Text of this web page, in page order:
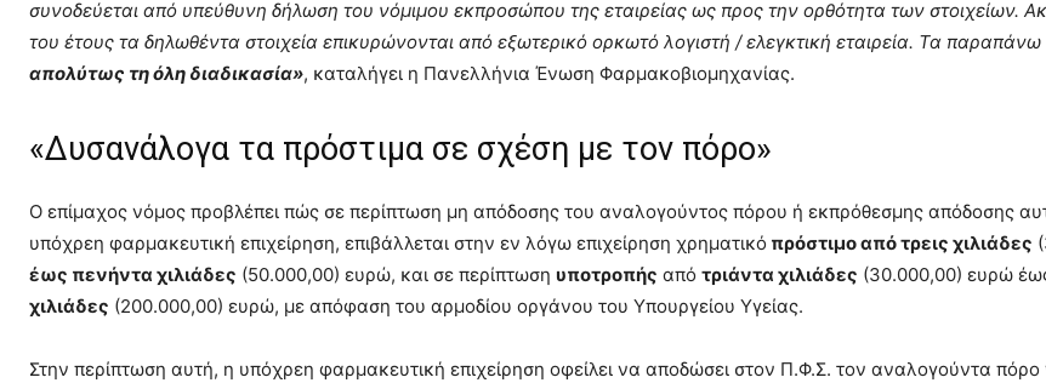
συνοδεύεται από υπεύθυνη δήλωση του νόμιμου εκπροσώπου της εταιρείας ως προς την ορθότητα των στοιχείων.
του έτους τα δηλωθέντα στοιχεία επικυρώνονται από εξωτερικό ορκωτό λογιστή / ελεγκτική εταιρεία. Τα παραπάνω
απολύτως τη όλη διαδικασία», καταλήγει η Πανελλήνια Ένωση Φαρμακοβιομηχανίας.
«Δυσανάλογα τα πρόστιμα σε σχέση με τον πόρο»
Ο επίμαχος νόμος προβλέπει πώς σε περίπτωση μη απόδοσης του αναλογούντος πόρου ή εκπρόθεσμης απόδοσης
υπόχρεη φαρμακευτική επιχείρηση, επιβάλλεται στην εν λόγω επιχείρηση χρηματικό πρόστιμο από τρεις χιλιάδες
έως πενήντα χιλιάδες (50.000,00) ευρώ, και σε περίπτωση υποτροπής από τριάντα χιλιάδες (30.000,00) ευρώ
χιλιάδες (200.000,00) ευρώ, με απόφαση του αρμοδίου οργάνου του Υπουργείου Υγείας.
Στην περίπτωση αυτή, η υπόχρεη φαρμακευτική επιχείρηση οφείλει να αποδώσει στον Π.Φ.Σ. τον αναλογούντα πόρο